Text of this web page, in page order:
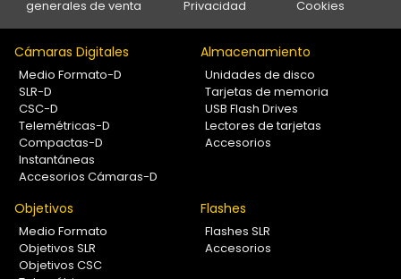
generales de venta
Privacidad
Cookies
Cámaras Digitales
Medio Formato-D
SLR-D
CSC-D
Telemétricas-D
Compactas-D
Instantáneas
Accesorios Cámaras-D
Almacenamiento
Unidades de disco
Tarjetas de memoria
USB Flash Drives
Lectores de tarjetas
Accesorios
Objetivos
Medio Formato
Objetivos SLR
Objetivos CSC
Flashes
Flashes SLR
Accesorios